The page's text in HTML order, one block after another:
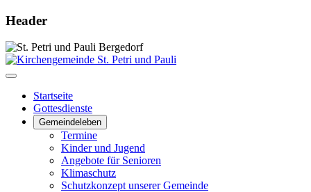
Header
Startseite
Gottesdienste
Gemeindeleben
Termine
Kinder und Jugend
Angebote für Senioren
Klimaschutz
Schutzkonzept unserer Gemeinde